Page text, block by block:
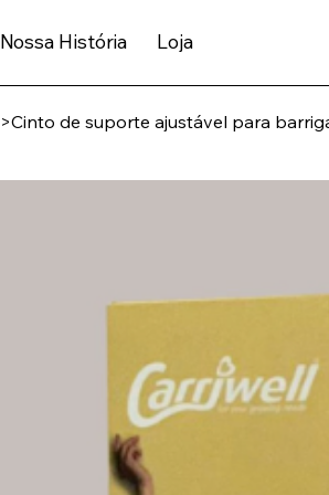
Nossa História Loja
>Cinto de suporte ajustável para